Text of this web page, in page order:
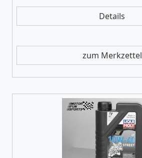
Details
zum Merkzettel